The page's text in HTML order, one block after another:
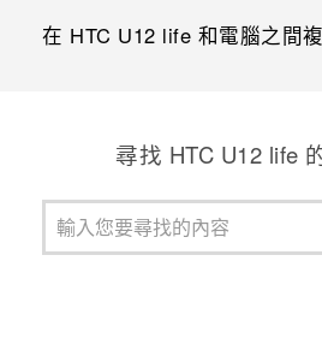
在 HTC U12 life 和電腦之間
尋找 HTC U12 life